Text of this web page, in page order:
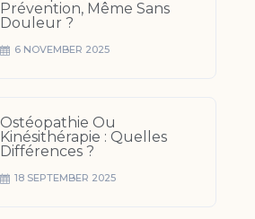
Prévention, Même Sans
Douleur ?
6 NOVEMBER 2025
Ostéopathie Ou
Kinésithérapie : Quelles
Différences ?
18 SEPTEMBER 2025